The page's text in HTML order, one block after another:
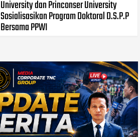
University dan Princonser University
Sosialisasikan Program Doktoral D.S.P.P
Bersama PPWI